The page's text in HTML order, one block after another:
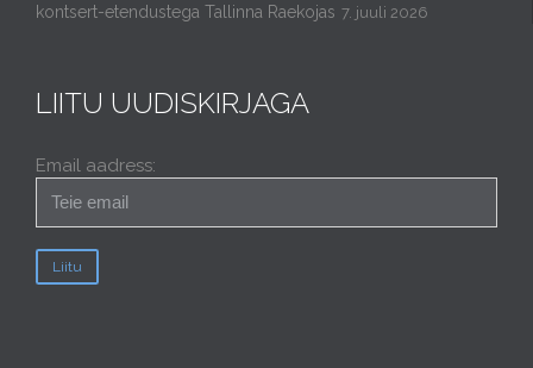
kontsert-etendustega Tallinna Raekojas 7. juuli 2026
LIITU UUDISKIRJAGA
Email aadress: